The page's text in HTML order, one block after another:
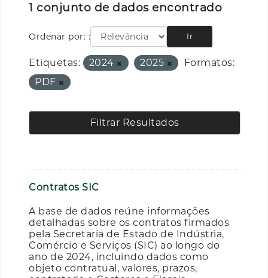
1 conjunto de dados encontrado
Ordenar por: Ir
Etiquetas: 2024 2025
Formatos:
PDF
Filtrar Resultados
Contratos SIC
A base de dados reúne informações
detalhadas sobre os contratos firmados
pela Secretaria de Estado de Indústria,
Comércio e Serviços (SIC) ao longo do
ano de 2024, incluindo dados como
objeto contratual, valores, prazos,